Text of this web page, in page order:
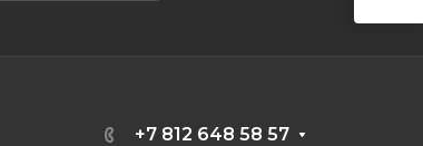
+7 812 648 58 57